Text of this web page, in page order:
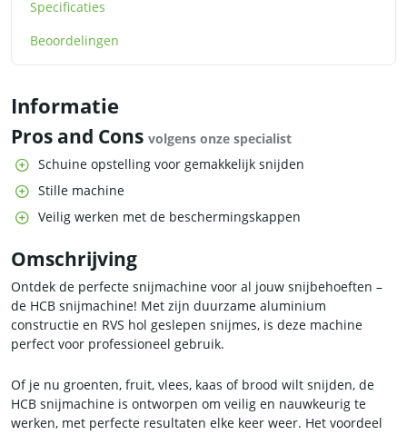
Specificaties
Beoordelingen
Informatie
Pros and Cons volgens onze specialist
Schuine opstelling voor gemakkelijk snijden
Stille machine
Veilig werken met de beschermingskappen
Omschrijving
Ontdek de perfecte snijmachine voor al jouw snijbehoeften –
de HCB snijmachine! Met zijn duurzame aluminium
constructie en RVS hol geslepen snijmes, is deze machine
perfect voor professioneel gebruik.
Of je nu groenten, fruit, vlees, kaas of brood wilt snijden, de
HCB snijmachine is ontworpen om veilig en nauwkeurig te
werken, met perfecte resultaten elke keer weer. Het voordeel